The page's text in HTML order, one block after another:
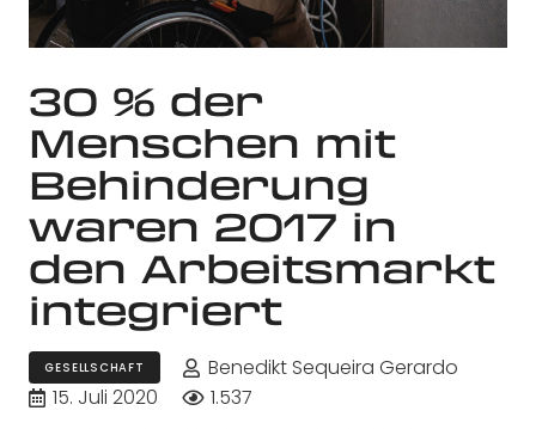
30 % der
Menschen mit
Behinderung
waren 2017 in
den Arbeitsmarkt
integriert
GESELLSCHAFT
Benedikt Sequeira Gerardo
15. Juli 2020
1.537